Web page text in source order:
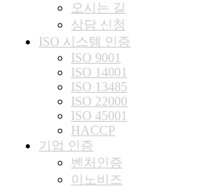
오시는 길
상담 신청
ISO 시스템 인 증
ISO 9001
ISO 14001
ISO 13485
ISO 22000
ISO 45001
HACCP
기업 인증
벤처인증
이노비즈